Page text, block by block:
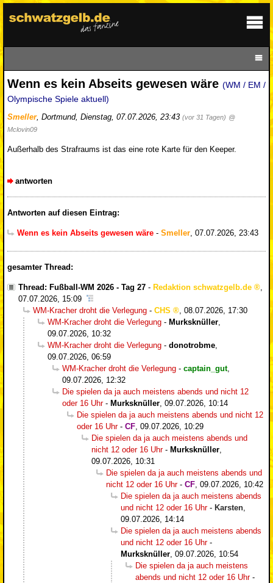
Wenn es kein Abseits gewesen wäre (WM / EM /
Olympische Spiele aktuell)
Smeller, Dortmund, Dienstag, 07.07.2026, 23:43 (vor 31 Tagen) @
Mclovin09
Außerhalb des Strafraums ist das eine rote Karte für den Keeper.
antworten
Antworten auf diesen Eintrag:
Wenn es kein Abseits gewesen wäre - Smeller, 07.07.2026, 23:43
gesamter Thread:
Thread: Fußball-WM 2026 - Tag 27 - Redaktion schwatzgelb.de
07.07.2026, 15:09
WM-Kracher droht die Verlegung - CHS
08.07.2026, 17:30
WM-Kracher droht die Verlegung - Murksknüller
09.07.2026, 10:32
WM-Kracher droht die Verlegung - donotrobme
09.07.2026, 06:59
WM-Kracher droht die Verlegung - captain_gut,
09.07.2026, 12:32
Die spielen da ja auch meistens abends und nicht 12
oder 16 Uhr- Murksknüller 09.07.2026, 10:14
Die spielen da ja auch meistens abends und nicht 12
oder 16 Uhr- CF 09.07.2026, 10:29
Die spielen da ja auch meistens abends und
nicht 12 oder 16 Uhr- Murksknüller
09.07.2026, 10:31
Die spielen da ja auch meistens abends und
nicht 12 oder 16 Uhr- CF 09.07.2026, 10:42
Die spielen da ja auch meistens abends
und nicht 12 oder 16 Uhr- Karsten
09.07.2026, 14:14
Die spielen da ja auch meistens abends
und nicht 12 oder 16 Uhr-
Murksknüller 09.07.2026, 10:54
Die spielen da ja auch meistens
abends und nicht 12 oder 16 Uhr-